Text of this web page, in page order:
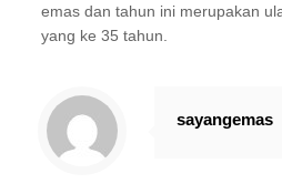
emas dan tahun ini merupakan
yang ke 35 tahun.
sayangemas